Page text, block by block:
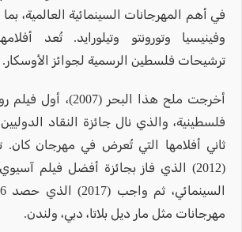
في أهم المهرجانات السينمائية العالمية،
وفينيسيا وتورونتو وتيلورايد. تُعد
ترشيحات فلسطين الرسمية لجوائز الأوسكار.
أخرجت ملح هذا البحر
ثاني أفلامها التي تُعرض في مهرجان
(2012) الذي فاز بجائزة أفضل فيلم
مهرجانات مثل مار ديل بلاتا، دبي، ولندن.